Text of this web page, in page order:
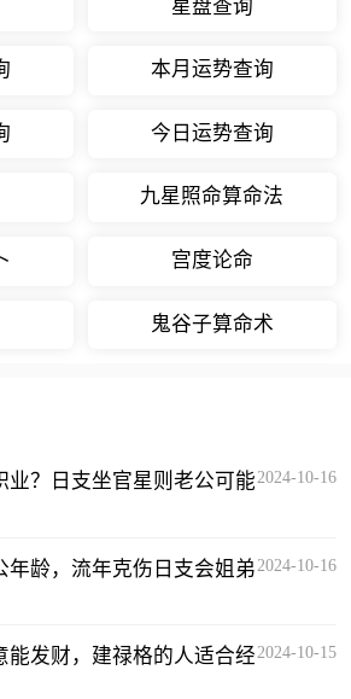
星盘查询
本月运势查询
今日运势查询
九星照命算命法
宫度论命
鬼谷子算命术
业？日支坐官星则老公可能2024-10-16
年龄，流年克伤日支会姐弟2024-10-16
能发财，建禄格的人适合经2024-10-15